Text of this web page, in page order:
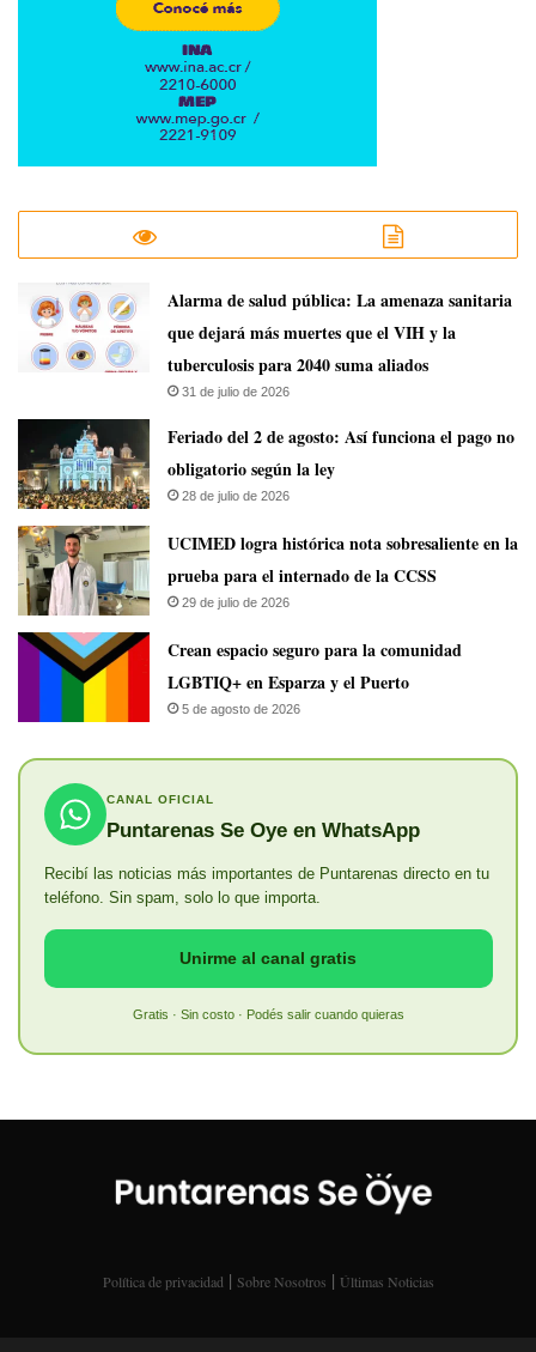
​Alarma de salud pública: La amenaza sanitaria
que dejará más muertes que el VIH y la
tuberculosis para 2040 suma aliados
31 de julio de 2026
Feriado del 2 de agosto: Así funciona el pago no
obligatorio según la ley
28 de julio de 2026
UCIMED logra histórica nota sobresaliente en la
prueba para el internado de la CCSS
29 de julio de 2026
Crean espacio seguro para la comunidad
LGBTIQ+ en Esparza y el Puerto
5 de agosto de 2026
CANAL OFICIAL
Puntarenas Se Oye en WhatsApp
Recibí las noticias más importantes de Puntarenas directo en tu
teléfono. Sin spam, solo lo que importa.
Unirme al canal gratis
Gratis · Sin costo · Podés salir cuando quieras
Política de privacidad | Sobre Nosotros | Últimas Noticias